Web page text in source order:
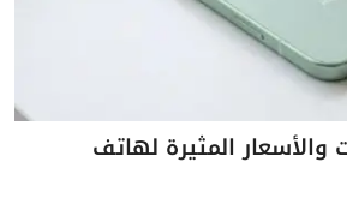
المثيرة لهاتف